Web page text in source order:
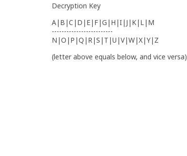
Decryption Key
A|B|C|D|E|F|G|H|I|J|K|L|M
-------------------------
N|O|P|Q|R|S|T|U|V|W|X|Y|Z
(letter above equals below, and vice versa)